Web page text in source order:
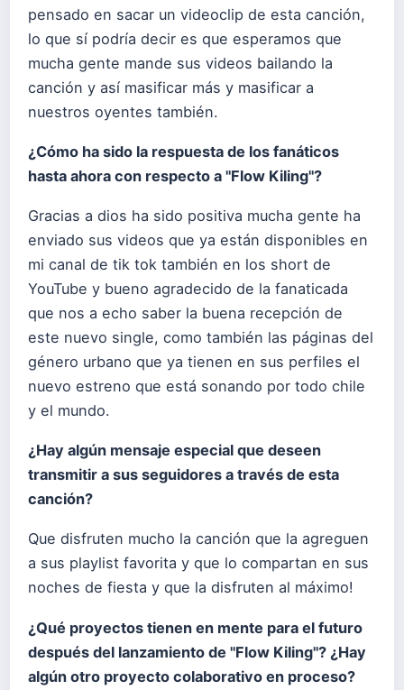
pensado en sacar un videoclip de esta canción,
lo que sí podría decir es que esperamos que
mucha gente mande sus videos bailando la
canción y así masificar más y masificar a
nuestros oyentes también.
¿Cómo ha sido la respuesta de los fanáticos
hasta ahora con respecto a "Flow Kiling"?
Gracias a dios ha sido positiva mucha gente ha
enviado sus videos que ya están disponibles en
mi canal de tik tok también en los short de
YouTube y bueno agradecido de la fanaticada
que nos a echo saber la buena recepción de
este nuevo single, como también las páginas del
género urbano que ya tienen en sus perfiles el
nuevo estreno que está sonando por todo chile
y el mundo.
¿Hay algún mensaje especial que deseen
transmitir a sus seguidores a través de esta
canción?
Que disfruten mucho la canción que la agreguen
a sus playlist favorita y que lo compartan en sus
noches de fiesta y que la disfruten al máximo!
¿Qué proyectos tienen en mente para el futuro
después del lanzamiento de "Flow Kiling"? ¿Hay
algún otro proyecto colaborativo en proceso?